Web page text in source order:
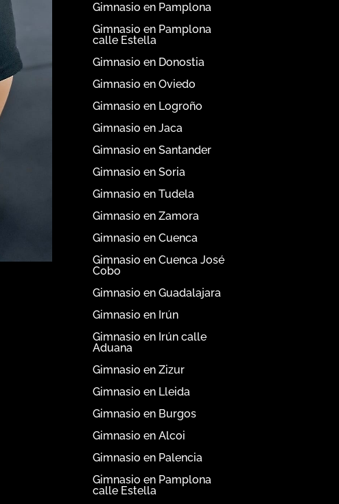
Gimnasio en Pamplona
Gimnasio en Pamplona
calle Estella
Gimnasio en Donostia
Gimnasio en Oviedo
Gimnasio en Logroño
Gimnasio en Jaca
Gimnasio en Santander
Gimnasio en Soria
Gimnasio en Tudela
Gimnasio en Zamora
Gimnasio en Cuenca
Gimnasio en Cuenca José
Cobo
Gimnasio en Guadalajara
Gimnasio en Irún
Gimnasio en Irún calle
Aduana
Gimnasio en Zizur
Gimnasio en Lleida
Gimnasio en Burgos
Gimnasio en Alcoi
Gimnasio en Palencia
Gimnasio en Pamplona
calle Estella